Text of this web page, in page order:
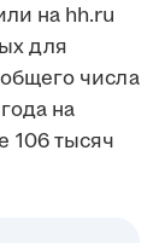
на hh.ru
для
числа
на
106 тысяч